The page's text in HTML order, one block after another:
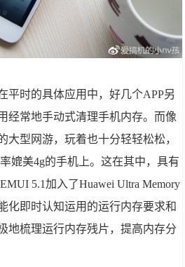
平时的具体应用中，好几个APP另
经常地手动式清理手机内存。而像
大型网游，玩着也十分轻轻松松，
媲美4g的手机上。这在其中，具有
5.1加入了Huawei Ultra Memory
化即时认知运用的运行内存要求和
地梳理运行内存残片，提高内存分